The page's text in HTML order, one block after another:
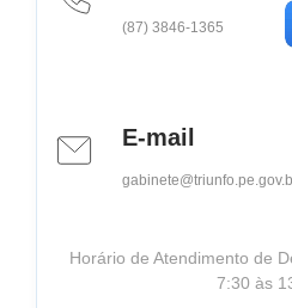
(87) 3846-1365
E-mail
Horário de Atendimento de
7:30 às